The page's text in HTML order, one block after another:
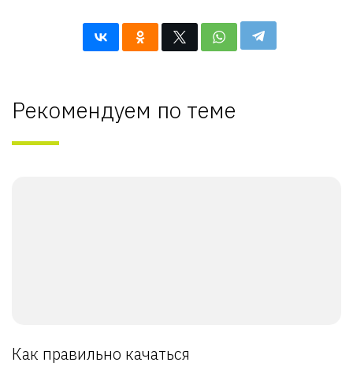
Рекомендуем по теме
Как правильно качаться